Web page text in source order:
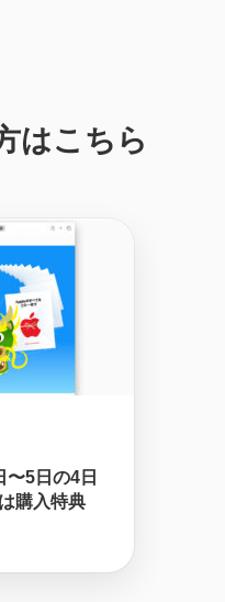
はこちら
5日の4日
購入特典